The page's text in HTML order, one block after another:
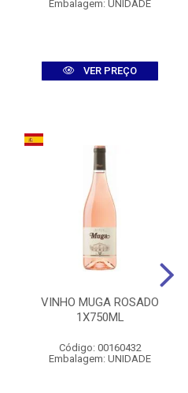
Embalagem: UNIDADE
VER PREÇO
VINHO MUGA ROSADO
1X750ML
Código: 00160432
Embalagem: UNIDADE